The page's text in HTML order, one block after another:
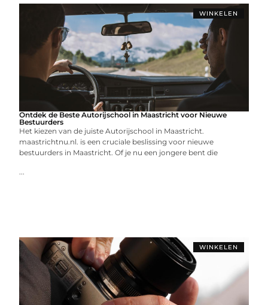
WINKELEN
Ontdek de Beste Autorijschool in Maastricht voor Nieuwe
Bestuurders
Het kiezen van de juiste Autorijschool in Maastricht.
maastrichtnu.nl. is een cruciale beslissing voor nieuwe
bestuurders in Maastricht. Of je nu een jongere bent die
...
WINKELEN